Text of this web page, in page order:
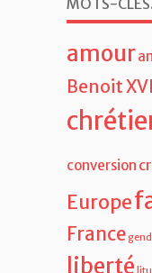
Berthier
plein vol !
MOTS-CLÉS.
amour
conversion
Europe